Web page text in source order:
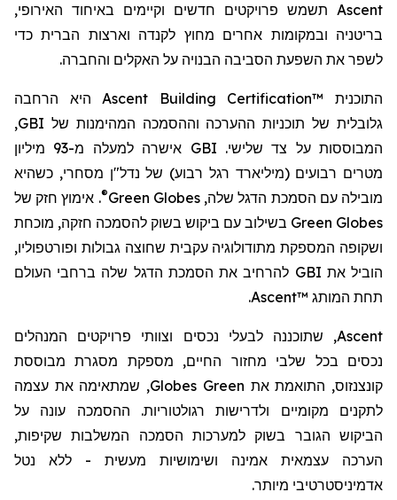
Ascent תשמש פרויקטים חדשים וקיימים באיחוד האירופי,
בריטניה ובמקומות אחרים מחוץ לקנדה וארצות הברית כדי
לשפר את השפעת הסביבה הבנויה על האקלים והחברה.
התוכנית Ascent Building Certification™היא הרחבה
גלובלית של תוכניות ההערכה וההסמכה המהימנות של GBI
,
המבוססות על צד שלישי. GBI
אישרה למעלה מ-93 מיליון
מטרים רבועים (מיליארד רגל רבוע) של נדל"ן מסחרי, כשהיא
מובילה עם הסמכת הדגל שלה,Green Globes
®. אימוץ חזק של
Green Globes בשילוב עם ביקוש בשוק להסמכה חזקה, מוכחת
ושקופה המספקת מתודולוגיה עקבית שחוצה גבולות ופורטפוליו,
הוביל את GBI להרחיב את הסמכת הדגל שלה ברחבי העולם
תחת המותג Ascent™
.
Ascent, שתוכננה לבעלי נכסים וצוותי פרויקטים המנהלים
נכסים בכל שלבי מחזור החיים, מספקת מסגרת מבוססת
קונצנזוס, התואמת את Green
Globes
, שמתאימה את עצמה
לתקנים מקומיים ולדרישות רגולטוריות. ההסמכה עונה על
הביקוש הגובר בשוק למערכות הסמכה המשלבות שקיפות,
הערכה עצמאית אמינה ושימושיות מעשית - ללא נטל
אדמיניסטרטיבי מיותר.